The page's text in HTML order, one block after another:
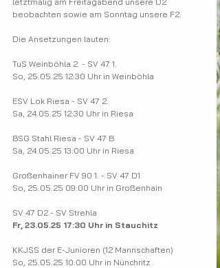
beobachten sowie am Sonntag unsere F2.
Die Ansetzungen lauten:
TuS Weinböhla 2. - SV 47 1.
So, 25.05.25 12:30 Uhr in Weinböhla
ESV Lok Riesa - SV 47 2.
Sa, 24.05.25 12:30 Uhr in Riesa
BSG Stahl Riesa - SV 47 B
Sa, 24.05.25 13:00 Uhr in Riesa
Großenhainer FV 90 1. - SV 47 D1
So, 25.05.25 09:00 Uhr in Großenhain
SV 47 D2 - SV Strehla
Fr, 23.05.25 17:30 Uhr in Stauchitz
KKJSS der E-Junioren (12 Mannschaften)
So, 25.05.25 10:00 Uhr in Nünchritz